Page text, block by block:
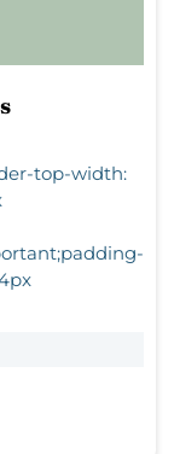
top-width: